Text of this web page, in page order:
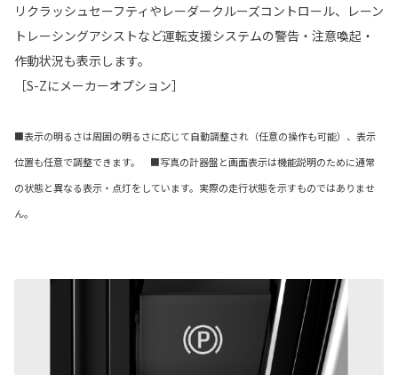
リクラッシュセーフティやレーダークルーズコントロール、レーン
トレーシングアシストなど運転支援システムの警告・注意喚起・
作動状況も表示します。
［S-Zにメーカーオプション］
■表示の明るさは周囲の明るさに応じて自動調整され（任意の操作も可能）、表示
位置も任意で調整できます。 ■写真の計器盤と画面表示は機能説明のために通常
の状態と異なる表示・点灯をしています。実際の走行状態を示すものではありませ
ん。